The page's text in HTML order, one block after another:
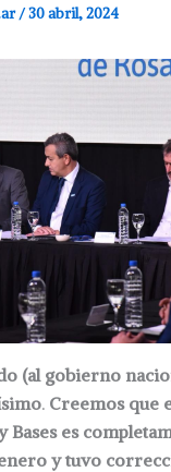
/30 abril, 2024
(al gobierno
. Creemos que
Bases es
y tuvo